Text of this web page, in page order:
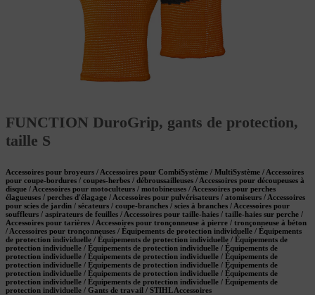
FUNCTION DuroGrip, gants de protection,
taille S
Accessoires pour broyeurs / Accessoires pour CombiSystème / MultiSystème / Accessoires
pour coupe-bordures / coupes-herbes / débroussailleuses / Accessoires pour découpeuses à
disque / Accessoires pour motoculteurs / motobineuses / Accessoires pour perches
élagueuses / perches d'élagage / Accessoires pour pulvérisateurs / atomiseurs / Accessoires
pour scies de jardin / sécateurs / coupe-branches / scies à branches / Accessoires pour
souffleurs / aspirateurs de feuilles / Accessoires pour taille-haies / taille-haies sur perche /
Accessoires pour tarières / Accessoires pour tronçonneuse à pierre / tronçonneuse à béton
/ Accessoires pour tronçonneuses / Équipements de protection individuelle / Équipements
de protection individuelle / Équipements de protection individuelle / Équipements de
protection individuelle / Équipements de protection individuelle / Équipements de
protection individuelle / Équipements de protection individuelle / Équipements de
protection individuelle / Équipements de protection individuelle / Équipements de
protection individuelle / Équipements de protection individuelle / Équipements de
protection individuelle / Équipements de protection individuelle / Équipements de
protection individuelle / Gants de travail / STIHL Accessoires